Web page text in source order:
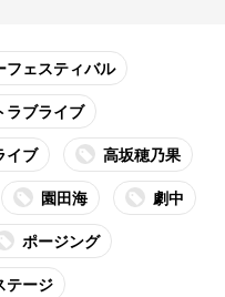
フェスティバル
ラブライブ
イブ 高坂穂乃果
園田海 劇中
ポージング
テージ